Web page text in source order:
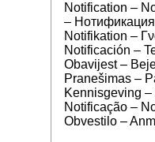
Notification –
–
Notifikation –
Notificación –
Obavijest –
Pranešimas –
Kennisgeving
Notificação –
Obvestilo –